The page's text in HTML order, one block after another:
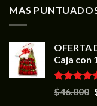
MAS
OFERTA
Caja con
Valorado
5.00
$46.000